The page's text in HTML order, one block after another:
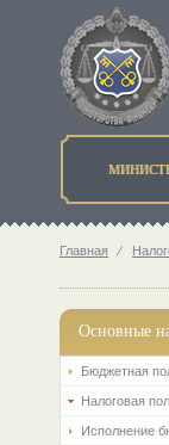
Главная ⁄
Основные
Бюджетная
Налоговая
Исполнение